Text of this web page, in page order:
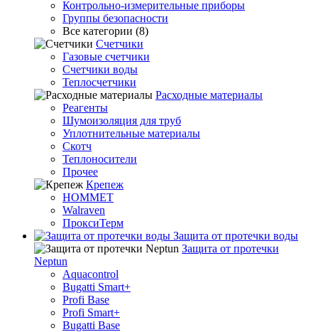
Контрольно-измерительные приборы
Группы безопасности
Все категории (8)
Счетчики
Газовые счетчики
Счетчики воды
Теплосчетчики
Расходные материалы
Реагенты
Шумоизоляция для труб
Уплотнительные материалы
Скотч
Теплоносители
Прочее
Крепеж
HOMMET
Walraven
ПроксиТерм
Защита от протечки воды
Защита от протечки
Neptun
Aquacontrol
Bugatti Smart+
Profi Base
Profi Smart+
Bugatti Base